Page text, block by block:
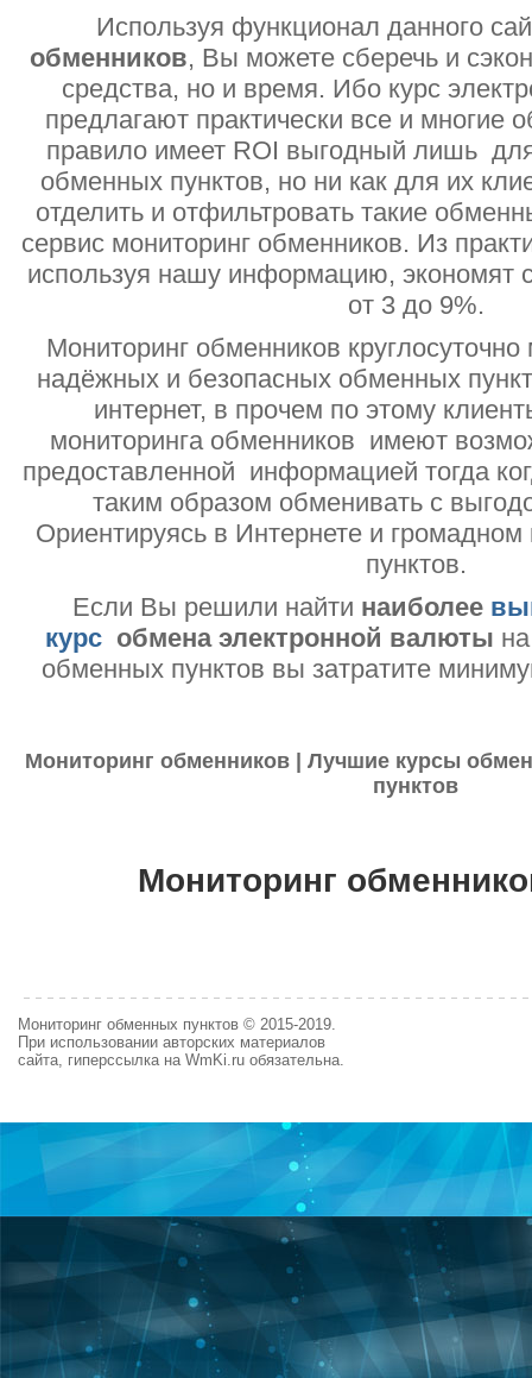
Используя функционал данного
обменников, Вы можете сберечь и
средства, но и время. Ибо курс
предлагают практически все и многие
правило имеет ROI выгодный лишь
обменных пунктов, но ни как для их
отделить и отфильтровать такие
сервис мониторинг обменников. Из
используя нашу информацию, экономят
от 3 до 9%.
Мониторинг обменников круглосуточно
надёжных и безопасных обменных
интернет, в прочем по этому
мониторинга обменников имеют
предоставленной информацией тогда
таким образом обменивать с
Ориентируясь в Интернете и
пунктов.
Если Вы решили найти наиболее
курс обмена электронной валюты
обменных пунктов вы затратите
Мониторинг обменников | Лучшие курсы
пунктов
Мониторинг
Мониторинг обменных пунктов © 2015-2019.
При использовании авторских материалов
сайта, гиперссылка на WmKi.ru обязательна.